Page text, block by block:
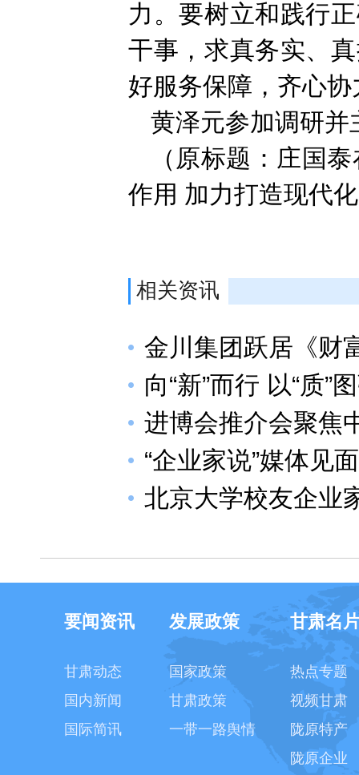
力。要树立和践行
干事，求真务实、
好服务保障，齐心
黄泽元参加调研并
（原标题：庄国
作用 加力打造现代
相关资讯
金川集团跃居《财
向“新”而行 以“质”
进博会推介会聚焦
“企业家说”媒体见
北京大学校友企业
要闻资讯
甘肃动态
国内新闻
国际简讯
发展政策
国家政策
甘肃政策
一带一路舆情
甘肃名
热点专题
视频甘肃
陇原特产
陇原企业